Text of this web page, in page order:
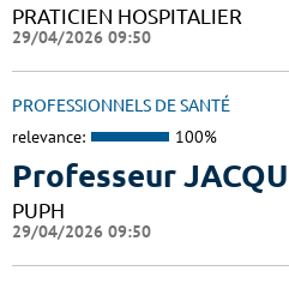
PRATICIEN HOSPITALIER
29/04/2026 09:50
PROFESSIONNELS DE SANTÉ
relevance: 100%
Professeur
PUPH
29/04/2026 09:50